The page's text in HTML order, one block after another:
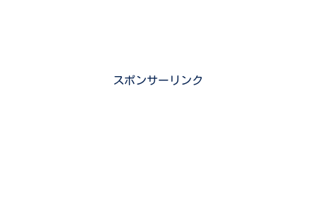
スポンサーリンク